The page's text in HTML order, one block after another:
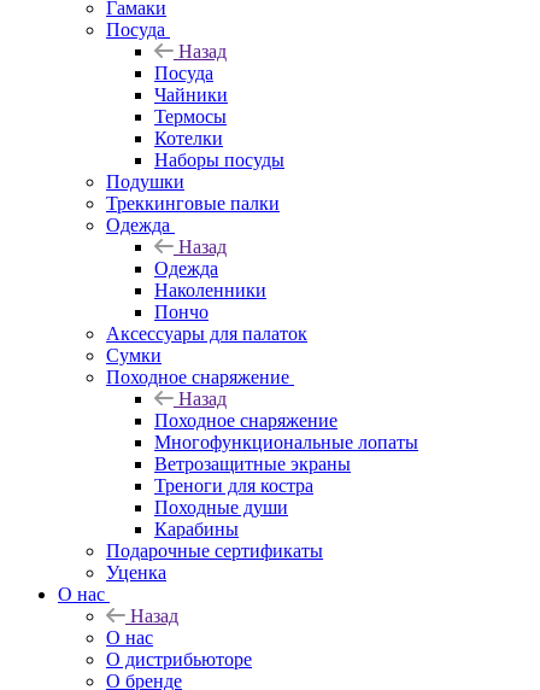
Гамаки
Посуда
Назад
Посуда
Чайники
Термосы
Котелки
Наборы посуды
Подушки
Треккинговые палки
Одежда
Назад
Одежда
Наколенники
Пончо
Аксессуары для палаток
Сумки
Походное снаряжение
Назад
Походное снаряжение
Многофункциональные лопаты
Ветрозащитные экраны
Треноги для костра
Походные души
Карабины
Подарочные сертификаты
Уценка
О нас
Назад
О нас
О дистрибьюторе
О бренде